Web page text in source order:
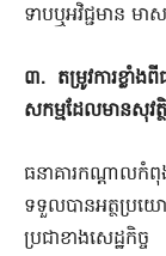
ទាបឬអវិជ្ជមាន ម
៣. តម្រូវការខ្លាំ
សកម្មដែលមានសុវត្
ធនាគារកណ្តាល
ទទួលបានអត្ថប្រ
ប្រជាខាងសេដ្ឋកិ